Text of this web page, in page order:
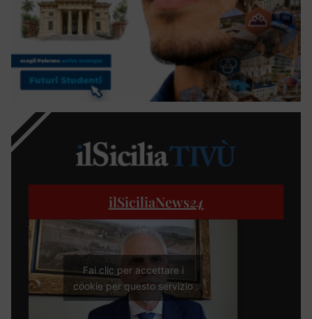
ilSiciliaNews24
Fai clic per accettare i
cookie per questo servizio